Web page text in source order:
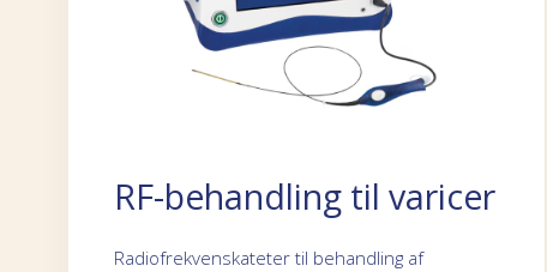
RF-behandling til varicer
Radiofrekvenskateter til behandling af